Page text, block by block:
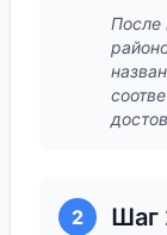
После
2 Шаг